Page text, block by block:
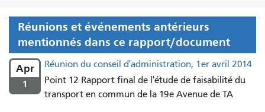
Réunions et événements antérieurs
mentionnés dans ce rapport/document
Apr
1
Réunion du conseil d'administration, 1er avril 2014
Point 12 Rapport final de l'étude de faisabilité du
transport en commun de la 19e Avenue de TA